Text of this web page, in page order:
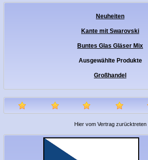
Neuheiten
Kante mit Swarovski
Buntes Glas Gläser Mix
Ausgewählte Produkte
Großhandel
Hier vom Vertrag zurücktreten